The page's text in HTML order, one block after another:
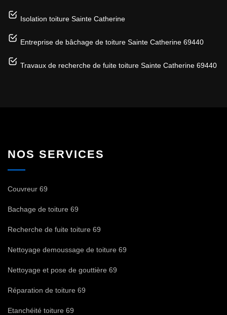
Isolation toiture Sainte Catherine
Entreprise de bâchage de toiture Sainte Catherine 69440
Travaux de recherche de fuite toiture Sainte Catherine 69440
NOS SERVICES
Couvreur 69
Bachage de toiture 69
Recherche de fuite toiture 69
Nettoyage demoussage de toiture 69
Nettoyage et pose de gouttière 69
Réparation de toiture 69
Etanchéité toiture 69